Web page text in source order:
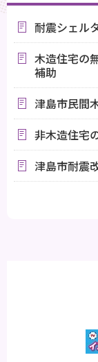
す
耐震シェル
木造住宅の
補助
津島市民間
非木造住宅
津島市耐震